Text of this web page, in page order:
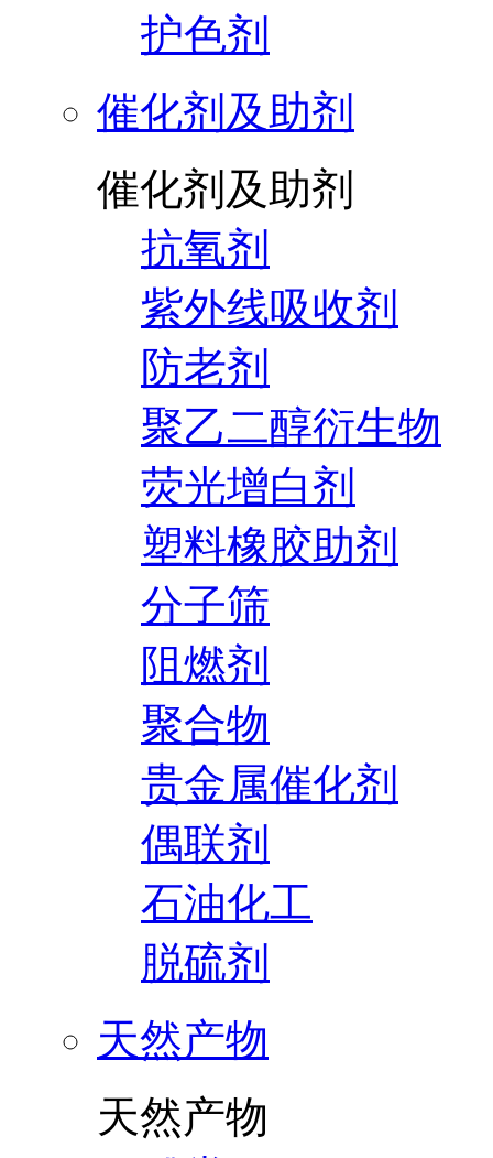
护色剂
催化剂及助剂
催化剂及助剂
抗氧剂
紫外线吸收剂
防老剂
聚乙二醇衍生物
荧光增白剂
塑料橡胶助剂
分子筛
阻燃剂
聚合物
贵金属催化剂
偶联剂
石油化工
脱硫剂
天然产物
天然产物